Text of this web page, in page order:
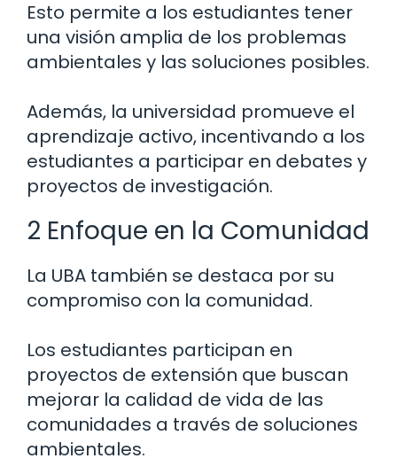
Esto permite a los estudiantes tener
una visión amplia de los problemas
ambientales y las soluciones posibles.
Además, la universidad promueve el
aprendizaje activo, incentivando a los
estudiantes a participar en debates y
proyectos de investigación.
2 Enfoque en la Comunidad
La UBA también se destaca por su
compromiso con la comunidad.
Los estudiantes participan en
proyectos de extensión que buscan
mejorar la calidad de vida de las
comunidades a través de soluciones
ambientales.